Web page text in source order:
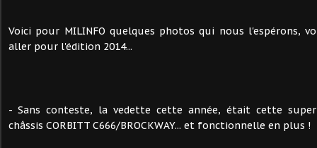
Voici pour MILINFO quelques photos qui nous l'espérons,
aller pour l'édition 2014...
- Sans conteste, la vedette cette année, était cette
châssis CORBITT C666/BROCKWAY... et fonctionnelle en plus !